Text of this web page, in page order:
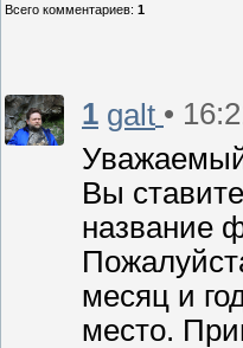
Всего комментариев: 1
1 galt •
Вы
название
месяц и
место.